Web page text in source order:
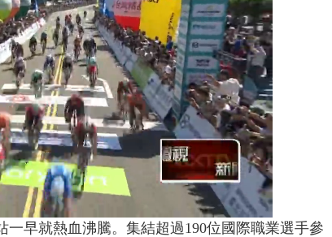
早就熱血沸騰。集結超過190位國際職業選手參